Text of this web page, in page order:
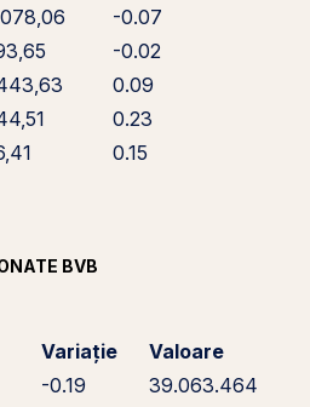
-0.07
-0.02
0.09
0.23
0.15
BVB
Variație
Valoare
-0.19
39.063.464